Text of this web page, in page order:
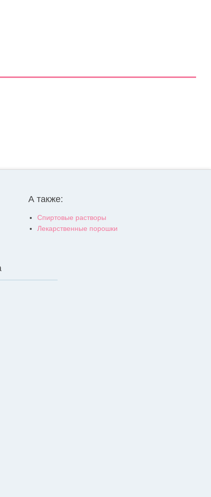
А также:
Спиртовые растворы
Лекарственные порошки